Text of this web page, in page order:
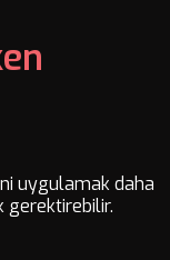
uygulamak daha
gerektirebilir.